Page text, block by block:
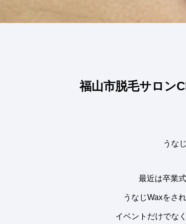
福山市脱毛サロン
うな
最近は卒業
うなじWaxをさ
イベントだけでな